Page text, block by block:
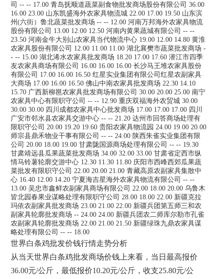
司 -- -- 17.00 青岛抚顺道蔬菜副食物批发商场股份有限公司 36.00
16.00 23.00 山东凯盛海外农家具物流城 22.00 17.00 19.50 山东滨
州(六街）鲁北蔬菜批发商场 -- -- 12.00 河南万邦海外农家具物流
股份有限公司 13.00 12.00 12.50 河南内黄果蔬城有限公司 -- --
23.50 河南金牛大别山农家具当代物流中心 19.00 12.00 14.80 黄淮
农家具股份有限公司 12.00 11.00 11.00 湖北襄樊市蔬菜批发商场 -
- -- 15.00 湖北浠水农家具批发商场 18.20 17.00 17.60 潜江市四季
友农家具商场有限公司 16.00 16.00 16.00 长沙马王堆农家具股份
有限公司 17.00 16.00 16.50 红星实业集团有限公司红星农副家具
大商场 17.00 16.00 16.50 佛山中南农家具批发商场 22.30 14.10
15.70 广西新柳邕农家具批发商场有限公司 30.00 20.00 25.00 南宁
农家具中心有限职守公司 -- -- 12.90 重庆双福海外农贸城 30.00
30.00 30.00 四川成都农家具中心批发商场 17.00 17.00 17.00 四川
广安市邻水县农家具交游中心 -- -- 21.20 达州市回答商场处理有
限职守公司 20.00 19.20 19.60 贵阳农家具物流园 24.00 19.00 20.00
师宗县鼎禾物业干事有限公司 -- -- 24.00 陕西朱雀实业集团有限
公司 20.00 18.00 19.00 甘肃陇国源商场处理有限公司 -- -- 19.30
甘肃靖远县瓜果蔬菜批发商场 34.00 32.00 33.00 甘肃省定西市纵
情马铃薯轮廓交游中心 12.30 11.30 11.80 庆阳市西峰西郊瓜果蔬
菜批发有限职守公司 22.00 20.00 21.00 青藏高原农副家具集散中
心 16.40 12.00 14.20 宁夏海吉星海外农家具物流有限公司 -- --
13.00 吴忠市鑫鲜农副家具商场有限公司 22.00 18.00 20.00 乌鲁木
皆北园春果业谋略处理有限职守公司 28.00 18.00 22.00 新疆克拉
玛依农副家具批发商场 23.00 21.00 22.00 新疆兵团第五师三和农
副家具轮廓批发商场 -- 24.00 24.00 新疆兵团农二师库尔勒市孔雀
农副家具轮廓批发商场 22.00 21.00 21.50 新疆绿珠九鼎农家具谋
略处理有限公司 -- -- 18.00
世界白条鸡批发价钱行情走势分析
从当天世界白条鸡批发商场价钱上来看，当日最高报价
36.00元/公斤，最低报价10.20元/公斤，收支25.80元/公